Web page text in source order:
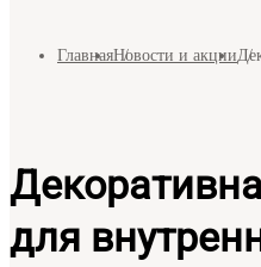
ГлавнаяНовости и акции
для